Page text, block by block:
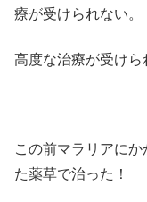
療が受けられない。
高度な治療が受けら
この前マラリアに
た薬草で治った！